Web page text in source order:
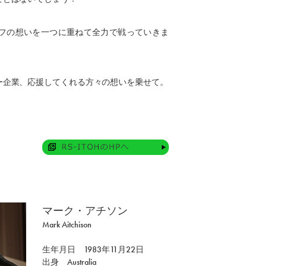
の想いを一つに重ねて全力で戦っていきま
業、応援してくれる方々の想いを乗せて。
マーク・アチソン
Mark Aitchison
生年月日 1983年11月22日
出身 Australia